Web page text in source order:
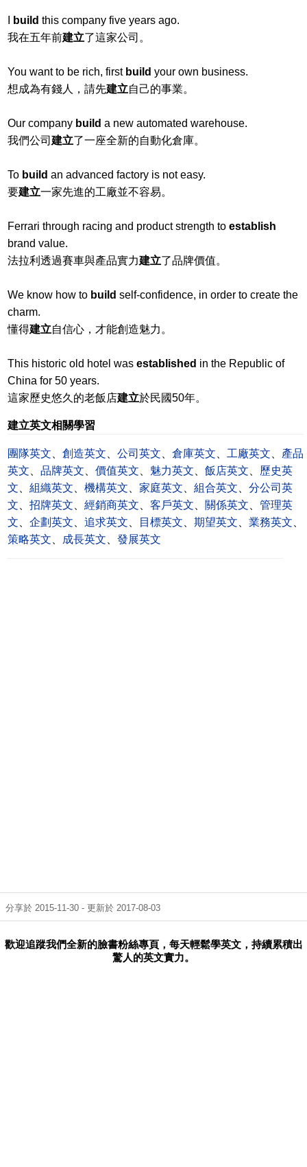
build this company five years ago.
我在五年前建立了這家公司。
You want to be rich, first build your own business.
想成為有錢人，請先建立自己的事業。
Our company build a new automated warehouse.
我們公司 建立了一座全新的自動化倉庫。
To build an advanced factory is not easy.
要建立一家先進的工廠並不容易。
Ferrari through racing and product strength to establish
brand value.
法拉利透過賽車與產品實力建立了品牌價值。
We know how to build self-confidence, in order to create the
charm.
懂得建立自信心，才能創造魅力。
This historic old hotel was established in the Republic of
China for 50 years.
這家歷史悠久的老飯店建立於民國50年。
建立英文相關學習
團隊英文 創造英文 公司英文 倉庫英文 工廠英文
產品
英文
品牌英文 價值英文 魅力英文 飯店英文
歷史英
文
組織英文 機構英文 家庭英文 組合英文
分公司英
文
招牌英文 經銷商英文 客戶英文 關係英文
管理英
文
企劃英文 追求英文 目標英文 期望英文 業務英文
策略英文
成長英文 發展英文
分享於 2015-11-30 - 更新於 2017-08-03
歡迎追蹤我們全新的臉書粉絲專頁，每天輕鬆學英文，持續累積出
驚人的英文實力。